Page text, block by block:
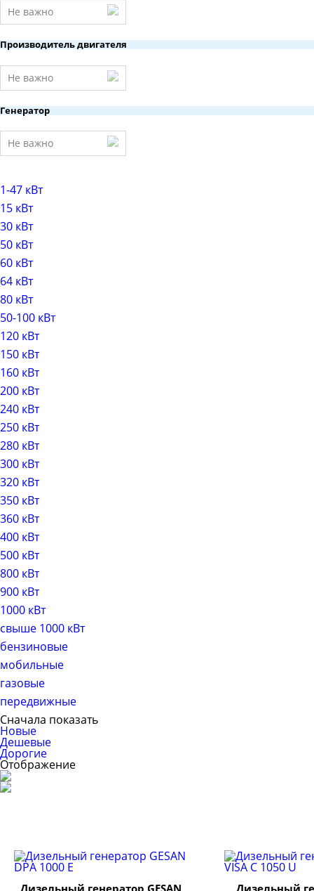
Не важно
Производитель двигателя
Не важно
Генератор
Не важно
1-47 кВт
15 кВт
30 кВт
50 кВт
60 кВт
64 кВт
80 кВт
50-100 кВт
120 кВт
150 кВт
160 кВт
200 кВт
240 кВт
250 кВт
280 кВт
300 кВт
320 кВт
350 кВт
360 кВт
400 кВт
500 кВт
800 кВт
900 кВт
1000 кВт
свыше 1000 кВт
бензиновые
мобильные
газовые
передвижные
Сначала показать
Новые
Дешевые
Дорогие
Отображение
Дизельный генератор GESAN Дизельный